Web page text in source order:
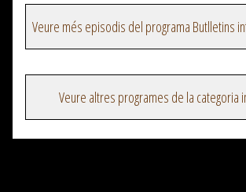
Veure altres programes de la categoria